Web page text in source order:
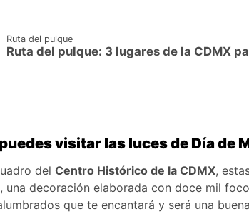
Ruta del pulque
Ruta del pulque: 3 lugares de la CDMX
visitar las luces de Día de
del Centro Histórico de la CDMX,
una decoración elaborada con doce mil
que te encantará y será una